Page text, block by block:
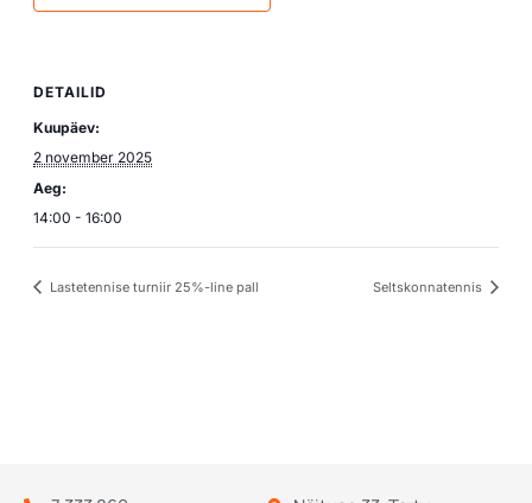
DETAILID
Kuupäev:
2 november 2025
Aeg:
14:00 - 16:00
Lastetennise turniir 25%-line pall Seltskonnatennis